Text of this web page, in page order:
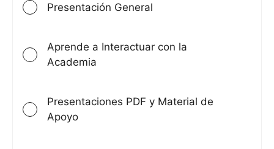
Presentación General
Aprende a Interactuar con la
Academia
Presentaciones PDF y Material de
Apoyo